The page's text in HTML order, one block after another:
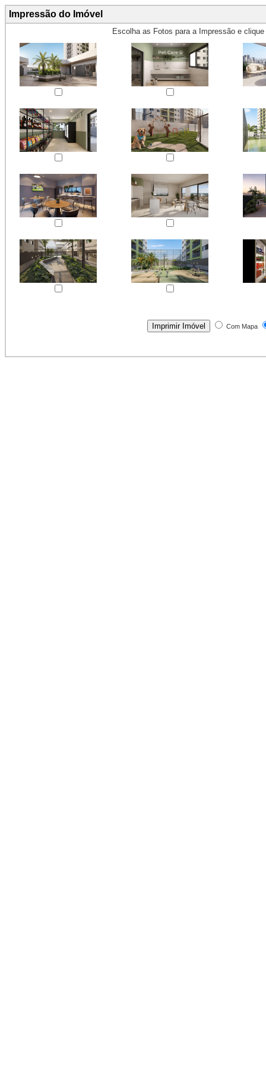
Impressão do Imóvel
Escolha as Fotos para a Impressão e clique
Com Mapa